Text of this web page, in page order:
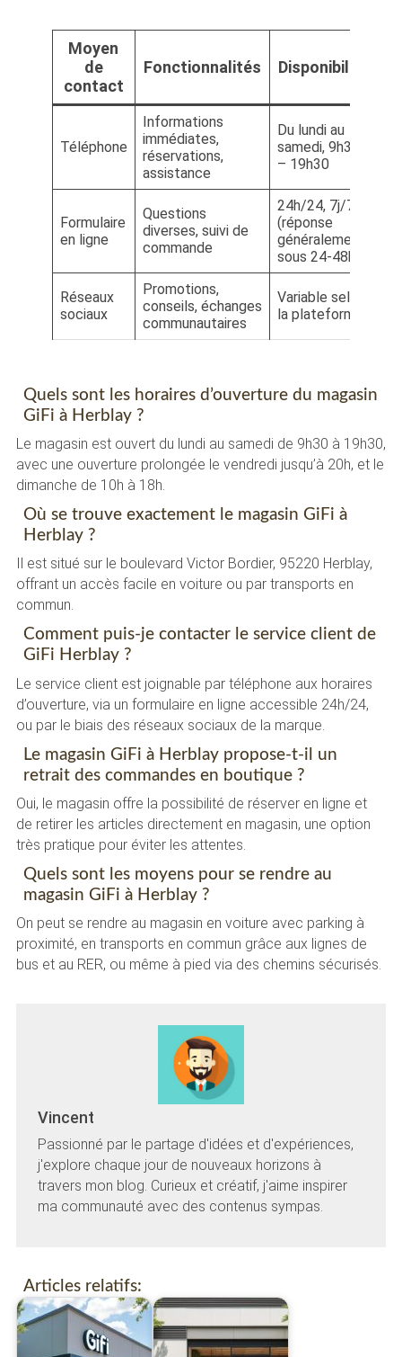
Moyen
de
contact
Fonctionnalités Disponibilité
Téléphone
Informations
immédiates,
réservations,
assistance
Du lundi au
samedi, 9h30
– 19h30
Formulaire
en ligne
Questions
diverses, suivi de
commande
24h/24, 7j/7
(réponse
généralement
sous 24-48h)
Réseaux
sociaux
Promotions,
conseils, échanges
communautaires
Variable selon
la plateforme
Quels sont les horaires d’ouverture du magasin
GiFi à Herblay ?
Le magasin est ouvert du lundi au samedi de 9h30 à 19h30,
avec une ouverture prolongée le vendredi jusqu’à 20h, et le
dimanche de 10h à 18h.
Où se trouve exactement le magasin GiFi à
Herblay ?
Il est situé sur le boulevard Victor Bordier, 95220 Herblay,
offrant un accès facile en voiture ou par transports en
commun.
Comment puis-je contacter le service client de
GiFi Herblay ?
Le service client est joignable par téléphone aux horaires
d’ouverture, via un formulaire en ligne accessible 24h/24,
ou par le biais des réseaux sociaux de la marque.
Le magasin GiFi à Herblay propose-t-il un
retrait des commandes en boutique ?
Oui, le magasin offre la possibilité de réserver en ligne et
de retirer les articles directement en magasin, une option
très pratique pour éviter les attentes.
Quels sont les moyens pour se rendre au
magasin GiFi à Herblay ?
On peut se rendre au magasin en voiture avec parking à
proximité, en transports en commun grâce aux lignes de
bus et au RER, ou même à pied via des chemins sécurisés.
Vincent
Passionné par le partage d'idées et d'expériences,
j'explore chaque jour de nouveaux horizons à
travers mon blog. Curieux et créatif, j'aime inspirer
ma communauté avec des contenus sympas.
Articles relatifs: